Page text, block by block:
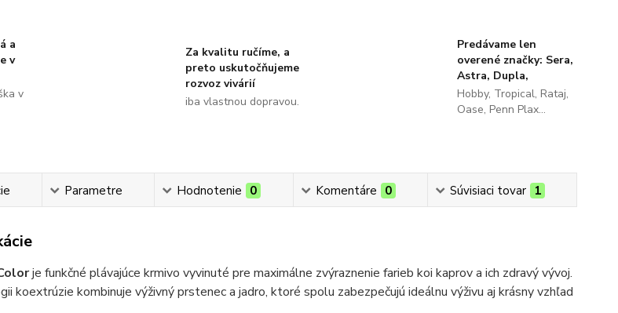
a
v
v
Za kvalitu ručíme, a
preto uskutočňujeme
rozvoz vivárií
iba vlastnou dopravou.
Predávame len
overené značky: Sera,
Astra, Dupla,
Hobby, Tropical, Rataj,
Oase, Penn Plax...
Parametre Hodnotenie 0 Komentáre 0 Súvisiaci tovar 1
je funkčné plávajúce krmivo vyvinuté pre maximálne zvýraznenie farieb koi kaprov a ich zdravý vývoj.
koextrúzie kombinuje výživný prstenec a jadro, ktoré spolu zabezpečujú ideálnu výživu aj krásny vzhľad